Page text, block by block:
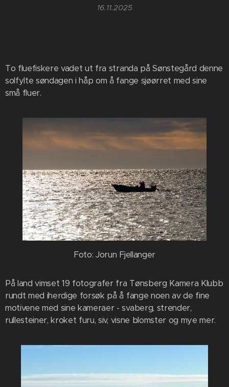
16.11.2025
To fluefiskere vadet ut fra stranda på Sønstegård denne
solfylte søndagen i håp om å fange sjøørret med sine
små fluer.
Foto: Jorun Fjellanger
På land vimset 19 fotografer fra Tønsberg Kamera Klubb
rundt med iherdige forsøk på å fange noen av de fine
motivene med sine kameraer - svaberg, strender,
rullesteiner, kroket furu, siv, visne blomster og mye mer.